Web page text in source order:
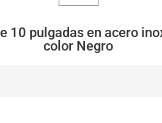
10 pulgadas en acero
color Negro